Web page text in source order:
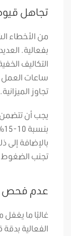
تجاهل قيود
من الأخطاء
بفعالية.
التكاليف
ساعات العمل
تجاوز الميزانية.
يجب أن تتضمن
بالإضافة إلى
تجنب الضغوط
عدم فحص
غالبًا ما
الفعالية